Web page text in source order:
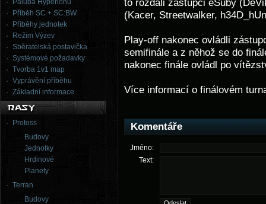
Paluba Hyperionu
Příběh SC + SC:BW
Příběhy jednotek
Režim Výzev
Sběratelská postavička
Systémové požadavky
Tvorba 1v1 map
Vyprávění příběhu
Základní informace
Protoss
Budovy
Jednotky
Hrdinové
Planety
Terran
Budovy
to rozdali zástupci eSuby
(Kacer, Streetwalker,
Play-off nakonec ovládli
semifinále a z něhož se do
nakonec finále ovládl po
Více informací o finálovém
Komentáře
Jméno:
Text: